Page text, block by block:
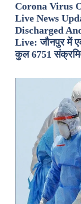
Corona Virus
Live News
Discharged
Live: जौनपुर में
कुल 6751